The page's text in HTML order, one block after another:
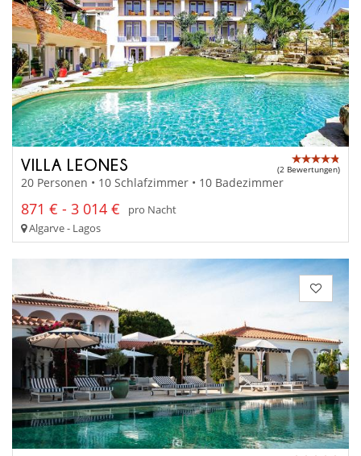
VILLA LEONES (2 Bewertungen)
20 Personen • 10 Schlafzimmer • 10 Badezimmer
871 € - 3 014 €
pro Nacht
Algarve - Lagos